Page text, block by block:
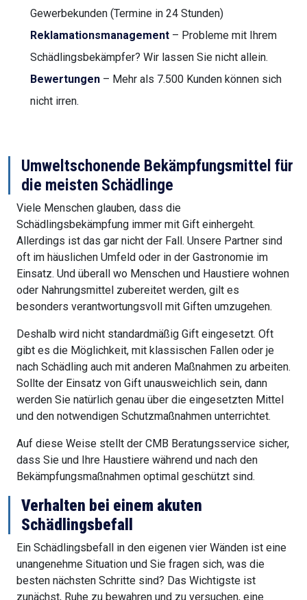
Gewerbekunden (Termine in 24 Stunden)
Reklamationsmanagement – Probleme mit Ihrem
Schädlingsbekämpfer? Wir lassen Sie nicht allein.
Bewertungen – Mehr als 7.500 Kunden können sich
nicht irren.
Umweltschonende Bekämpfungsmittel für
die meisten Schädlinge
Viele Menschen glauben, dass die
Schädlingsbekämpfung immer mit Gift einhergeht.
Allerdings ist das gar nicht der Fall. Unsere Partner sind
oft im häuslichen Umfeld oder in der Gastronomie im
Einsatz. Und überall wo Menschen und Haustiere wohnen
oder Nahrungsmittel zubereitet werden, gilt es
besonders verantwortungsvoll mit Giften umzugehen.
Deshalb wird nicht standardmäßig Gift eingesetzt. Oft
gibt es die Möglichkeit, mit klassischen Fallen oder je
nach Schädling auch mit anderen Maßnahmen zu arbeiten.
Sollte der Einsatz von Gift unausweichlich sein, dann
werden Sie natürlich genau über die eingesetzten Mittel
und den notwendigen Schutzmaßnahmen unterrichtet.
Auf diese Weise stellt der CMB Beratungsservice sicher,
dass Sie und Ihre Haustiere während und nach den
Bekämpfungsmaßnahmen optimal geschützt sind.
Verhalten bei einem akuten
Schädlingsbefall
Ein Schädlingsbefall in den eigenen vier Wänden ist eine
unangenehme Situation und Sie fragen sich, was die
besten nächsten Schritte sind? Das Wichtigste ist
zunächst, Ruhe zu bewahren und zu versuchen, eine